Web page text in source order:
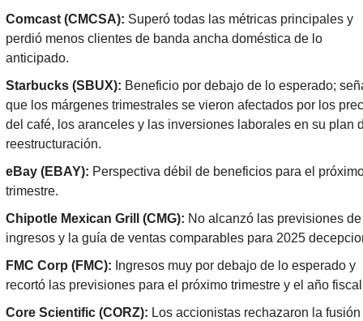
Comcast (CMCSA): Superó todas las métricas principales y
perdió menos clientes de banda ancha doméstica de lo
anticipado.
Starbucks (SBUX): Beneficio por debajo de lo esperado;
que los márgenes trimestrales se vieron afectados por los
del café, los aranceles y las inversiones laborales en su plan
reestructuración.
eBay (EBAY): Perspectiva débil de beneficios para el
trimestre.
Chipotle Mexican Grill (CMG): No alcanzó las previsiones de
ingresos y la guía de ventas comparables para 2025
FMC Corp (FMC): Ingresos muy por debajo de lo esperado y
recortó las previsiones para el próximo trimestre y el año
Core Scientific (CORZ):